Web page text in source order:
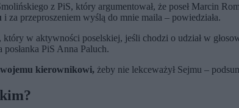
z PiS, który argumentował, że poseł Marcin
i za przeproszeniem wyślą do mnie maila – powiedziała.
w aktywności poselskiej, jeśli chodzi o udział w
posłanka PiS Anna Paluch.
kierownikowi, żeby nie lekceważył Sejmu –